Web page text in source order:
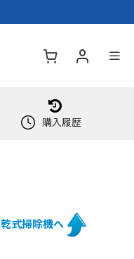
購入履歴
乾式掃除機へ